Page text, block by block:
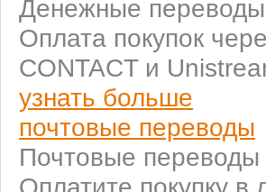
Денежные переводы
Оплата покупок
CONTACT и
узнать больше
почтовые переводы
Почтовые переводы